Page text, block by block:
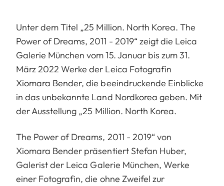
Unter dem Titel „25 Million. North Korea. The
Power of Dreams, 2011 - 2019“ zeigt die Leica
Galerie München vom 15. Januar bis zum 31.
März 2022 Werke der Leica Fotografin
Xiomara Bender, die beeindruckende Einblicke
in das unbekannte Land Nordkorea geben. Mit
der Ausstellung „25 Million. North Korea.
The Power of Dreams, 2011 - 2019“ von
Xiomara Bender präsentiert Stefan Huber,
Galerist der Leica Galerie München, Werke
einer Fotografin, die ohne Zweifel zur